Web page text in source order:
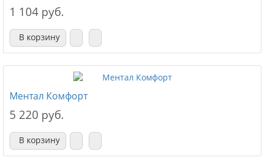
1 104 руб.
В корзину
Ментал Комфорт
5 220 руб.
В корзину